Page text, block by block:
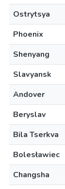
Ostrytsya
Phoenix
Shenyang
Slavyansk
Andover
Beryslav
Bila Tserkva
Bolesławiec
Changsha